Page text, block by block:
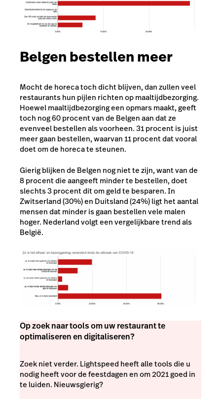
Belgen bestellen meer
Mocht de horeca toch dicht blijven, dan zullen veel
restaurants hun pijlen richten op maaltijdbezorging.
Hoewel maaltijdbezorging een opmars maakt, geeft
toch nog 60 procent van de Belgen aan dat ze
evenveel bestellen als voorheen. 31 procent is juist
meer gaan bestellen, waarvan 11 procent dat vooral
doet om de horeca te steunen.
Gierig blijken de Belgen nog niet te zijn, want van de
8 procent die aangeeft minder te bestellen, doet
slechts 3 procent dit om geld te besparen. In
Zwitserland (30%) en Duitsland (24%) ligt het aantal
mensen dat minder is gaan bestellen vele malen
hoger. Nederland volgt een vergelijkbare trend als
België.
Op zoek naar tools om uw restaurant te
optimaliseren en digitaliseren?
Zoek niet verder. Lightspeed heeft alle tools die u
nodig heeft voor de feestdagen en om 2021 goed in
te luiden. Nieuwsgierig?